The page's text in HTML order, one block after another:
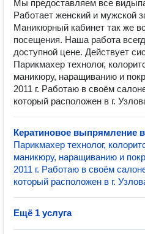
Мы предоставляем все
Работает женский и мужской
Маникюрный кабинет так же
посещения. Наша работа
доступной цене. Действует
Парикмахер технолог,
маникюру, наращиванию и
2011 г. Работаю в своём
который расположен в г.
Кератиновое выпрямление
Парикмахер технолог,
маникюру, наращиванию и
2011 г. Работаю в своём
который расположен в г.
Ещё 1 услуга